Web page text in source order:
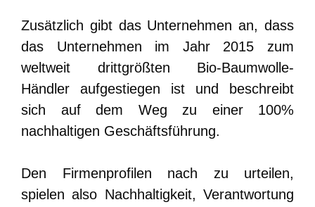
Zusätzlich gibt das Unternehmen an, dass
das Unternehmen im Jahr 2015 zum
weltweit drittgrößten Bio-Baumwolle-
Händler aufgestiegen ist und beschreibt
sich auf dem Weg zu einer 100%
nachhaltigen Geschäftsführung.
Den Firmenprofilen nach zu urteilen,
spielen also Nachhaltigkeit, Verantwortung